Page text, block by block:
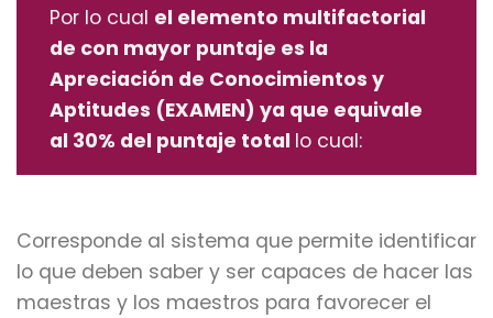
Por lo cual el elemento multifactorial
de con mayor puntaje es la
Apreciación de Conocimientos y
Aptitudes (EXAMEN) ya que equivale
al 30% del puntaje total lo cual:
Corresponde al sistema que permite identificar
lo que deben saber y ser capaces de hacer las
maestras y los maestros para favorecer el